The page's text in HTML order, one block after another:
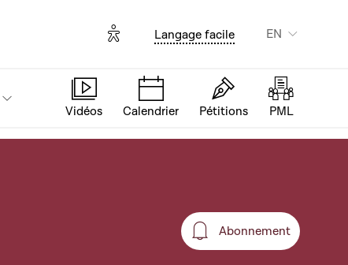
Options d'accessibilité
Langage facile EN
Vidéos Calendrier Pétitions PML
Abonnement
Abonnement